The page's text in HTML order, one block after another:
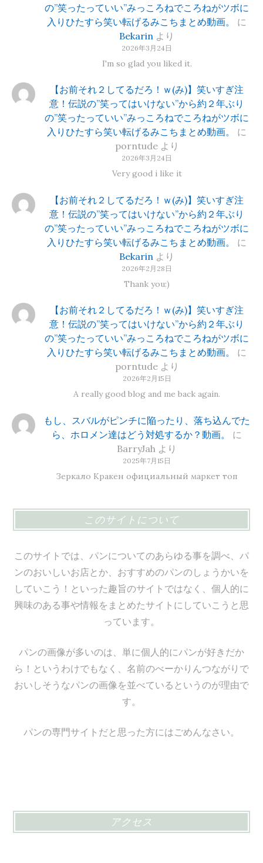
の”笑ったっていい”みっころねでころねがツボに
入りひたすら笑い転げるみこちまとめ動画。
に
Bekarin より
2026年3月24日
I'm so glad you liked it.
【お前それ２してるだろ！ｗ(み)】笑いすぎ注
意！伝説の”笑ってはいけない”から約２年ぶり
の”笑ったっていい”みっころねでころねがツボに
入りひたすら笑い転げるみこちまとめ動画。
に
porntudeより
2026年3月24日
Very good i like it
【お前それ２してるだろ！ｗ(み)】笑いすぎ注
意！伝説の”笑ってはいけない”から約２年ぶり
の”笑ったっていい”みっころねでころねがツボに
入りひたすら笑い転げるみこちまとめ動画。
に
Bekarin より
2026年2月28日
Thank you:)
【お前それ２してるだろ！ｗ(み)】笑いすぎ注
意！伝説の”笑ってはいけない”から約２年ぶり
の”笑ったっていい”みっころねでころねがツボに
入りひたすら笑い転げるみこちまとめ動画。
に
porntudeより
2026年2月15日
A really good blog and me back again.
もし、スバルがピンチに陥ったり、落ち込んでた
ら、ホロメン達はどう対処するか？動画。
に
BarryJah より
2025年7月15日
Зеркало Кракен официальный маркет топ
このサイトについて
このサイトでは、パンについてのあらゆる事を調べ、パ
ンのおいしいお店とか、おすすめのパンのしょうかいを
していこう！といった趣旨のサイトではなく、個人的に
興味のある事や情報をまとめたサイトにしていこうと思
っています。
パンの画像が多いのは、単に個人的にパンが好きだか
ら！というわけでもなく、名前のべーかりんつながりで
おいしそうなパンの画像を並べているというのが理由で
す。
パンの専門サイトだと思った方にはごめんなさい。
アクセス